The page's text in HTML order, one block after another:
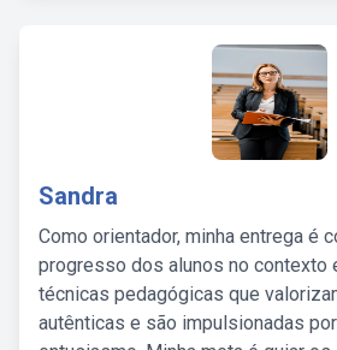
Sandra
Como orientador, minha entrega é
progresso dos alunos no contexto
técnicas pedagógicas que
autênticas e são impulsionadas